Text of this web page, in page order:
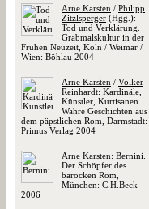
Arne Karsten / Philipp
Zitzlsperger (Hgg.):
Tod und Verklärung.
Grabmalskultur in der
Frühen Neuzeit, Köln / Weimar /
Wien: Böhlau 2004
Arne Karsten / Volker
Reinhardt: Kardinäle,
Künstler, Kurtisanen.
Wahre Geschichten aus
dem päpstlichen Rom, Darmstadt:
Primus Verlag 2004
Arne Karsten: Bernini.
Der Schöpfer des
barocken Rom,
München: C.H.Beck
2006